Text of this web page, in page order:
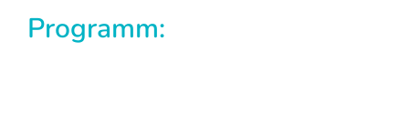
Programm: